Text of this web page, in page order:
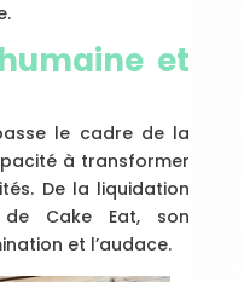
et
le cadre de la
à transformer
De la liquidation
Cake Eat, son
et l’audace.